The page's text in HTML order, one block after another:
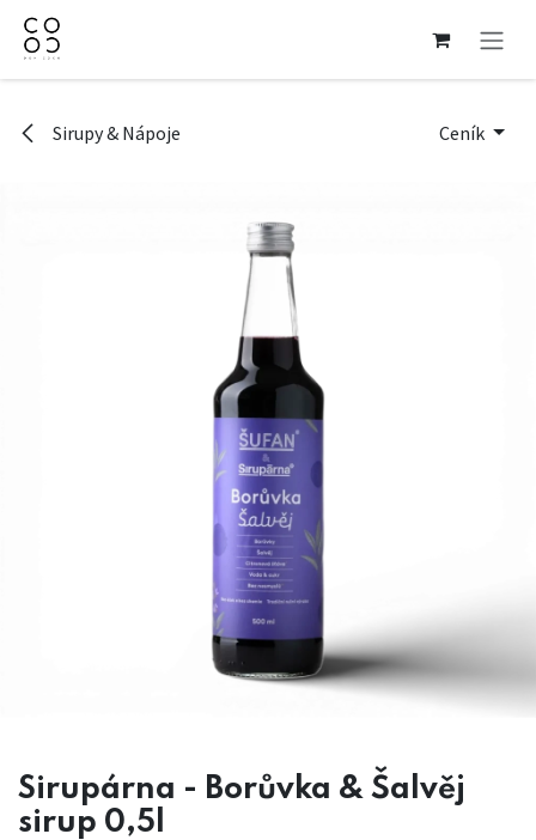
Přejít na obsah
Sirupy & Nápoje Ceník
Sirupárna - Borůvka & Šalvěj
sirup 0,5l